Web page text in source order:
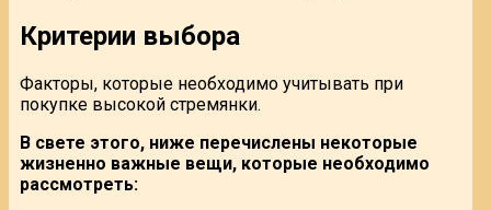
Критерии выбора
Факторы, которые необходимо учитывать при
покупке высокой стремянки.
В свете этого, ниже перечислены некоторые
жизненно важные вещи, которые необходимо
рассмотреть: